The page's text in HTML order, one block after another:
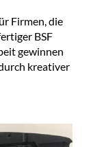
Firmen, die
BSF
gewinnen
kreativer